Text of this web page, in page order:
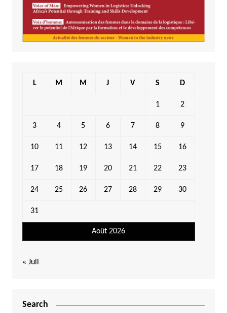
Août 2026
L M M J V S D
1 2
3 4 5 6 7 8 9
10 11 12 13 14 15 16
17 18 19 20 21 22 23
24 25 26 27 28 29 30
31
« Juil
Search